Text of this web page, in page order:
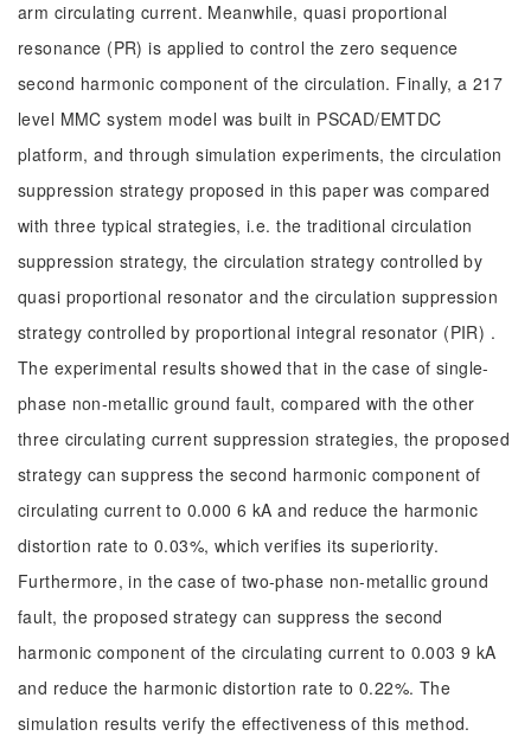
arm circulating current. Meanwhile, quasi proportional
resonance (PR) is applied to control the zero sequence
second harmonic component of the circulation. Finally, a 217
level MMC system model was built in PSCAD/EMTDC
platform, and through simulation experiments, the circulation
suppression strategy proposed in this paper was compared
with three typical strategies, i.e. the traditional circulation
suppression strategy, the circulation strategy controlled by
quasi proportional resonator and the circulation suppression
strategy controlled by proportional integral resonator (PIR) .
The experimental results showed that in the case of single-
phase non-metallic ground fault, compared with the other
three circulating current suppression strategies, the proposed
strategy can suppress the second harmonic component of
circulating current to 0.000 6 kA and reduce the harmonic
distortion rate to 0.03%, which verifies its superiority.
Furthermore, in the case of two-phase non-metallic ground
fault, the proposed strategy can suppress the second
harmonic component of the circulating current to 0.003 9 kA
and reduce the harmonic distortion rate to 0.22%. The
simulation results verify the effectiveness of this method.